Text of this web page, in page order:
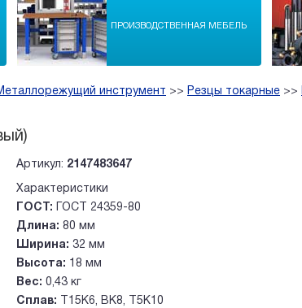
ПРОИЗВОДСТВЕННАЯ МЕБЕЛЬ
инструмент >> Резцы токарные >>
Артикул: 2147483647
Характеристики
ГОСТ:
ГОСТ 24359-80
Длина: 80 мм
Ширина: 32 мм
Высота: 18 мм
Вес: 0,43 кг
Сплав:
Т15К6, ВК8, Т5К10